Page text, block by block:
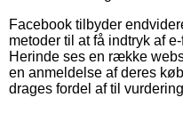
Facebook tilbyder
metoder til at få indtryk af
Herinde ses en række
en anmeldelse af deres
drages fordel af til